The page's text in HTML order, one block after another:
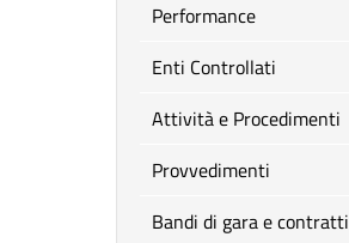
Performance
Enti Controllati
Attività e Procedimenti
Provvedimenti
Bandi di gara e contratti